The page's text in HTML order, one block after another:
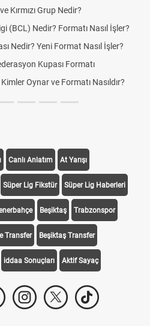
Kırmızı Grup Nedir?
(BCL) Nedir? Formatı Nasıl İşler?
Nedir? Yeni Format Nasıl İşler?
Kupası Formatı
Oynar ve Formatı Nasıldır?
Canlı Anlatım At Yarışı
Süper Lig Fikstür Süper Lig Haberleri
Beşiktaş Trabzonspor
Transfer Beşiktaş Transfer
iddaa Sonuçları Aktif Sayaç